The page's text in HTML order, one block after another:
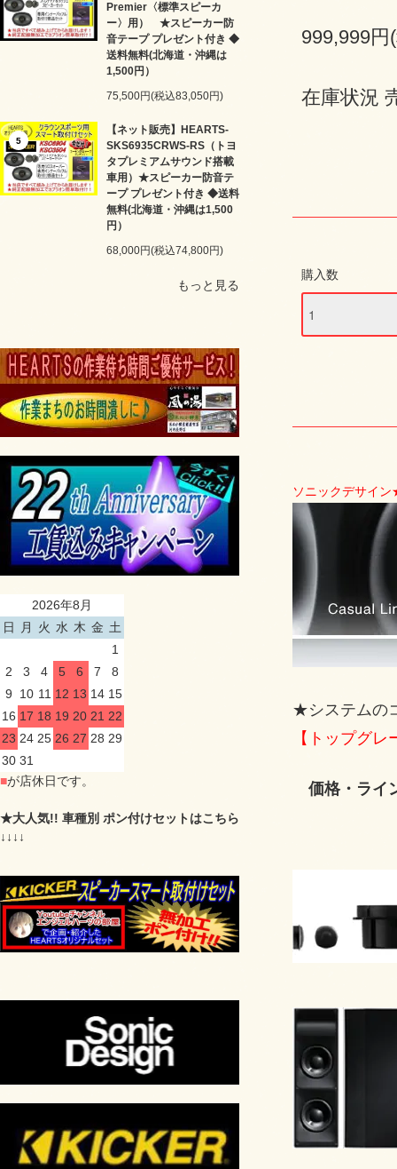
Premier〈標準スピーカ
ー〉用） ★スピーカー防
音テープ プレゼント付き ◆
送料無料(北海道・沖縄は
1,500円）
75,500円(税込83,050円)
5
【ネット販売】HEARTS-
SKS6935CRWS-RS（トヨ
タプレミアムサウンド搭載
車用）★スピーカー防音テ
ープ プレゼント付き ◆送料
無料(北海道・沖縄は1,500
円）
68,000円(税込74,800円)
もっと見る
2026年8月
日
月 火 水 木 金 土
1
2
3 4 5 6 7
8
9
10 11 12 13 14 15
16 17 18 19 20 21 22
23 24 25 26 27 28 29
30 31
■が店休日です。
★大人気!! 車種別 ポン付けセットはこちら
↓↓↓↓
999,999円
在庫状況
購入数
ソニックデサイ
★システムの
【トップグ
価格・ライ